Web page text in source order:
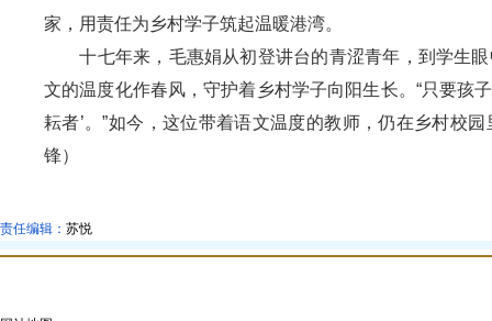
家，用责任为乡村学子筑起温暖港湾。
十七年来，毛惠娟从初登讲台的青涩青年，到学生眼
文的温度化作春风，守护着乡村学子向阳生长。“只要孩
耘者’。”如今，这位带着语文温度的教师，仍在乡村
锋）
责任编辑： 苏悦